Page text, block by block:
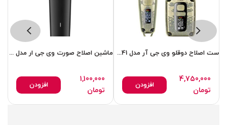
ست اصلاح دوقلو وی جی آر مدل 641 خط زن وشیور عالی
4,750,000
تومان
افزودن
ماشین اصلاح صورت وی جی ار مدل 933
1,100,000
تومان
افزودن